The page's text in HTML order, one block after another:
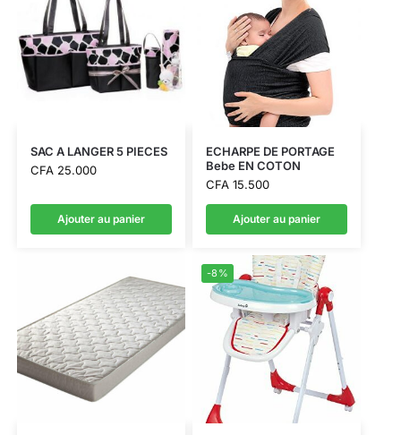
SAC A LANGER 5 PIECES
CFA25.000
Ajouter au panier
ECHARPE DE PORTAGE
Bebe EN COTON
CFA15.500
Ajouter au panier
-8%